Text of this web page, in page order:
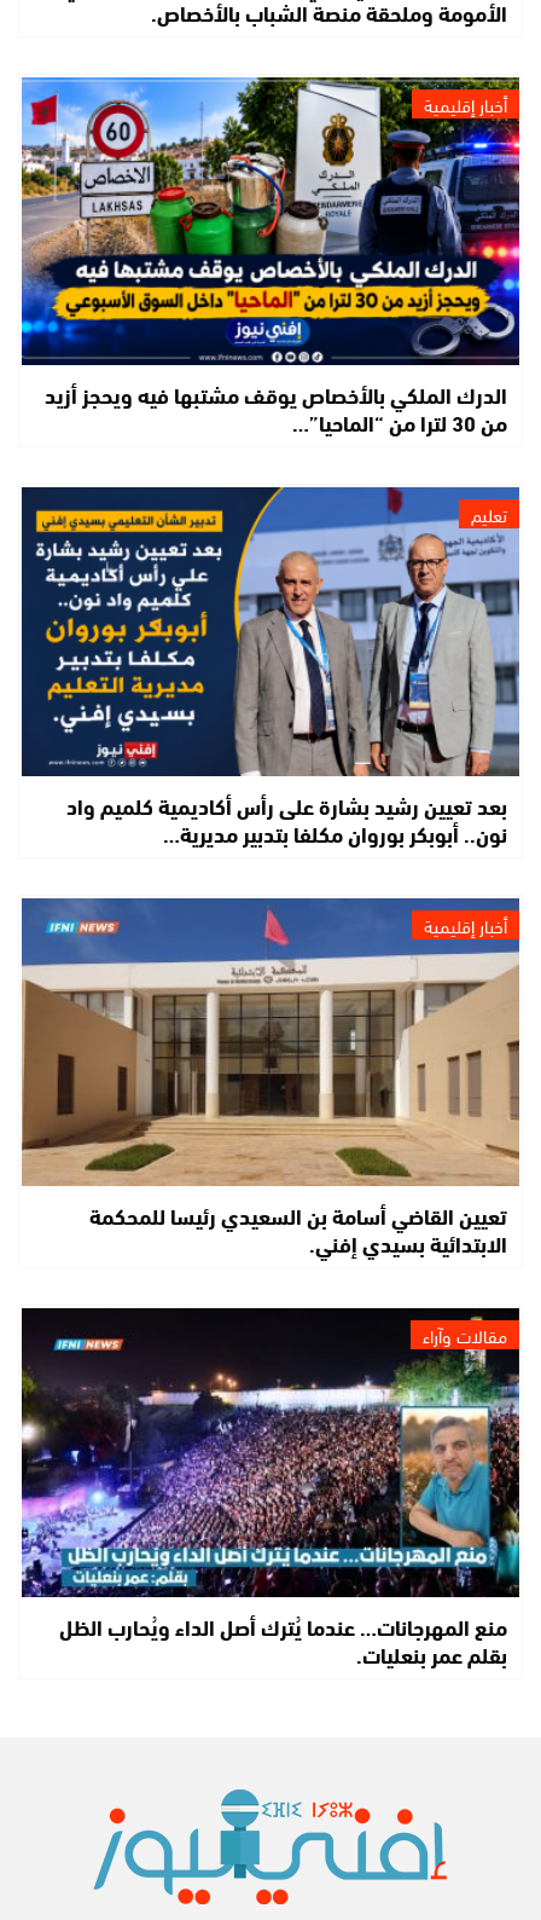
الأمومة وملحقة منصة الشباب بالأخصاص.
أخبار إقليمية
الدرك الملكي بالأخصاص يوقف مشتبها فيه ويحجز أزيد
من 30 لترا من “الماحيا”…
تعليم
بعد تعيين رشيد بشارة على رأس أكاديمية كلميم واد
نون.. أبوبكر بوروان مكلفا بتدبير مديرية…
أخبار إقليمية
تعيين القاضي أسامة بن السعيدي رئيسا للمحكمة
الابتدائية بسيدي إفني.
مقالات وآراء
منع المهرجانات… عندما يُترك أصل الداء ويُحارب الظل
بقلم عمر بنعليات.